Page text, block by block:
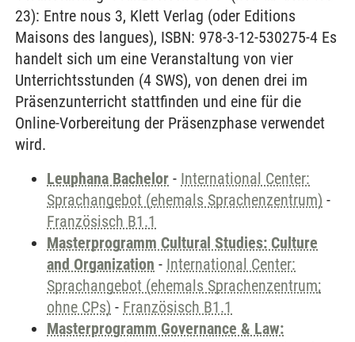
23): Entre nous 3, Klett Verlag (oder Editions
Maisons des langues), ISBN: 978-3-12-530275-4 Es
handelt sich um eine Veranstaltung von vier
Unterrichtsstunden (4 SWS), von denen drei im
Präsenzunterricht stattfinden und eine für die
Online-Vorbereitung der Präsenzphase verwendet
wird.
Leuphana Bachelor - International Center:
Sprachangebot (ehemals Sprachenzentrum) -
Französisch B1.1
Masterprogramm Cultural Studies: Culture
and Organization - International Center:
Sprachangebot (ehemals Sprachenzentrum;
ohne CPs) - Französisch B1.1
Masterprogramm Governance & Law: